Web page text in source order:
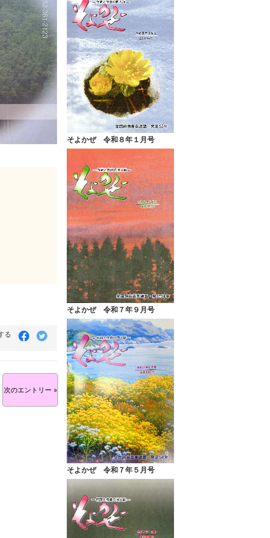
る
次のエントリー »
そよかぜ 令和８年１月号
そよかぜ 令和７年９月号
そよかぜ 令和７年５月号